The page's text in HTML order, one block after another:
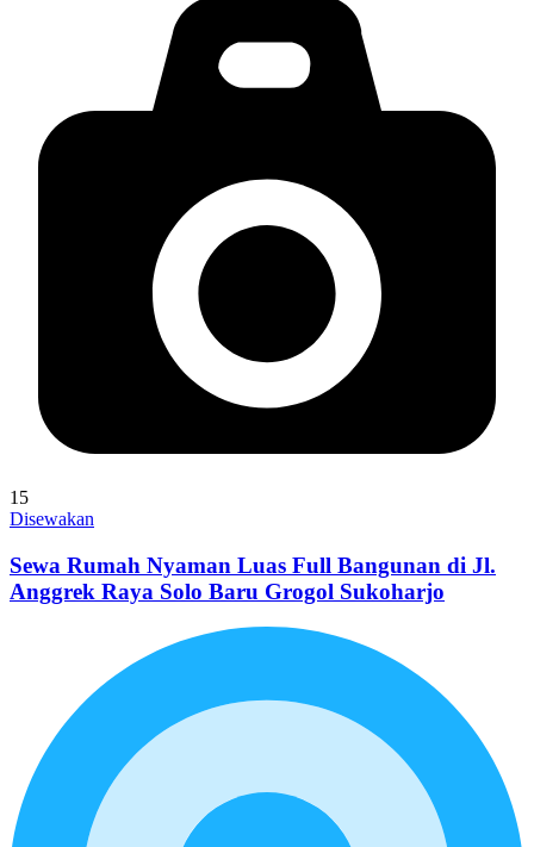
15
Disewakan
Sewa Rumah Nyaman Luas Full Bangunan di Jl.
Anggrek Raya Solo Baru Grogol Sukoharjo